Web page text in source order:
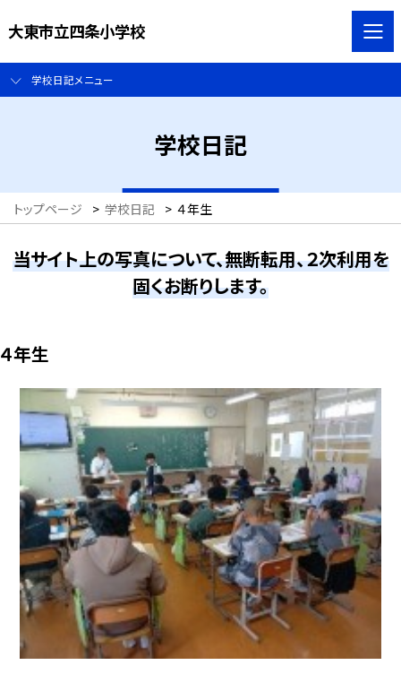
大東市立四条小学校
学校日記メニュー
学校日記
トップページ > 学校日記 > ４年生
当サイト上の写真について、無断転用、２次利用を
固くお断りします。
４年生